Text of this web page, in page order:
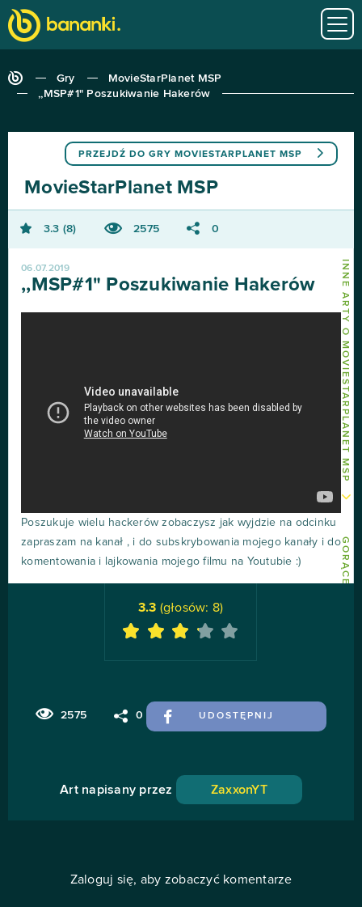
Gry
MovieStarPlanet MSP
,,MSP#1" Poszukiwanie Hakerów
INNE ARTY O MOVIESTARPLANET MSP
GORĄCE ARTY
PRZEJDŹ DO GRY MOVIESTARPLANET MSP
MovieStarPlanet MSP
3.3 8 2575 0
06.07.2019
,,MSP#1" Poszukiwanie Hakerów
Poszukuje wielu hackerów zobaczysz jak wyjdzie na odcinku
zapraszam na kanał , i do subskrybowania mojego kanały i do
komentowania i lajkowania mojego filmu na Youtubie :)
2575 0 UDOSTĘPNIJ
3.3 (głosów: 8)
Art napisany przez ZaxxonYT
Zaloguj się, aby zobaczyć komentarze